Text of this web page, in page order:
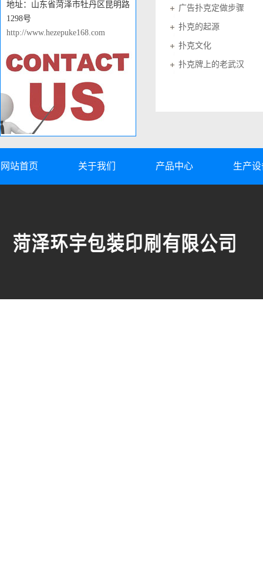
地址：山东省菏泽市牡丹区昆明路
1298号
http://www.hezepuke168.com
广告扑克定做步骤
扑克的起源
扑克文化
扑克牌上的老武汉
网站首页 关于我们 产品中心 生产